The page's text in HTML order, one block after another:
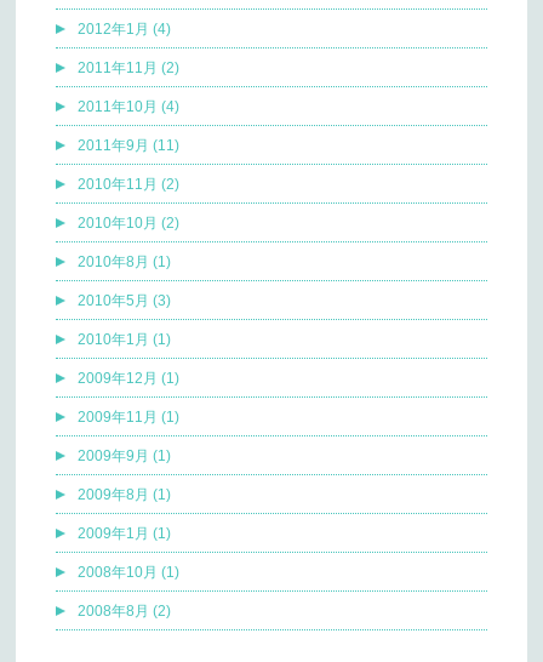
2012年1月 (4)
2011年11月 (2)
2011年10月 (4)
2011年9月 (11)
2010年11月 (2)
2010年10月 (2)
2010年8月 (1)
2010年5月 (3)
2010年1月 (1)
2009年12月 (1)
2009年11月 (1)
2009年9月 (1)
2009年8月 (1)
2009年1月 (1)
2008年10月 (1)
2008年8月 (2)